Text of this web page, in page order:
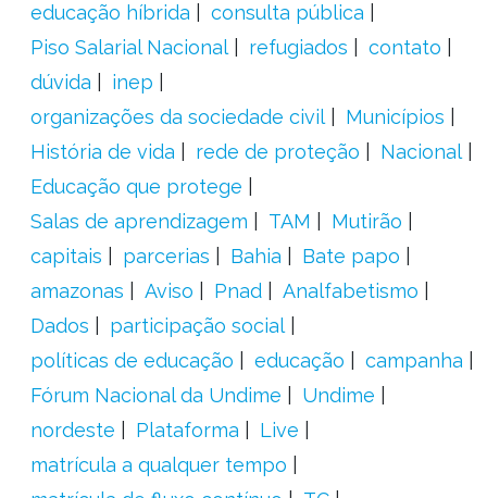
educação híbrida
consulta pública
Piso Salarial Nacional
refugiados
contato
dúvida
inep
organizações da sociedade civil
Municípios
História de vida
rede de proteção
Nacional
Educação que protege
Salas de aprendizagem
TAM
Mutirão
capitais
parcerias Bahia
Bate papo
amazonas
Aviso Pnad
Analfabetismo
Dados
participação social
políticas de educação
educação
campanha
Fórum Nacional da Undime
Undime
nordeste
Plataforma
Live
matrícula a qualquer tempo